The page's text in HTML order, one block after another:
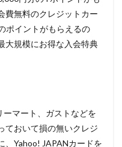
費無料のクレジットカー
ポイントがもらえるの
大規模にお得な入会特典
マート、ガストなどを
ておいて損の無いクレジ
、Yahoo! JAPANカードを